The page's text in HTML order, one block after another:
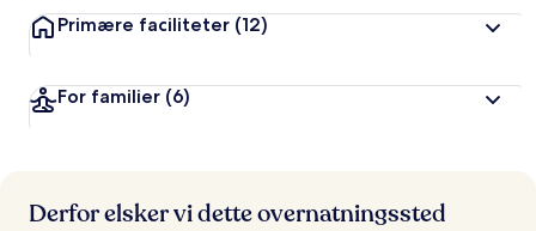
Primære faciliteter (12)
For familier (6)
Derfor elsker vi dette overnatningssted